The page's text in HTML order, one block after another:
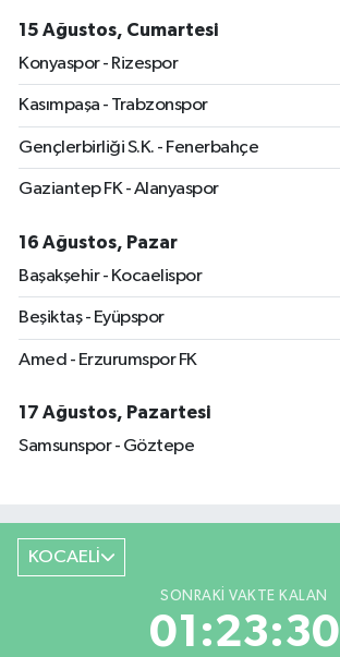
15 Ağustos, Cumartesi
Konyaspor - Rizespor
Kasımpaşa - Trabzonspor
Gençlerbirliği S.K. - Fenerbahçe
Gaziantep FK - Alanyaspor
16 Ağustos, Pazar
Başakşehir - Kocaelispor
Beşiktaş - Eyüpspor
Amed - Erzurumspor FK
17 Ağustos, Pazartesi
Samsunspor - Göztepe
KOCAELİ
SONRAKI VAKTE KALAN
01:23:29